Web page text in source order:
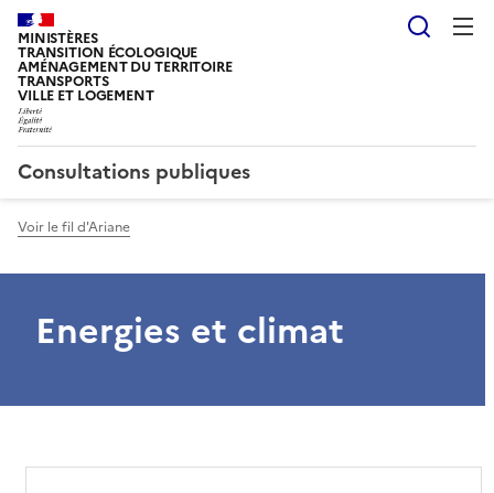
MINISTÈRES
TRANSITION ÉCOLOGIQUE
AMÉNAGEMENT DU TERRITOIRE
TRANSPORTS
VILLE ET LOGEMENT
Consultations publiques
Voir le fil d'Ariane
Energies et climat